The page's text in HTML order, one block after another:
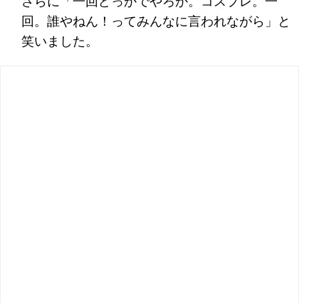
回。誰やねん！ってみんなに言われながら」と
笑いました。